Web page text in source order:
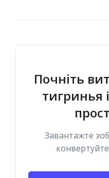
Почніть
тигринья
Завантажте